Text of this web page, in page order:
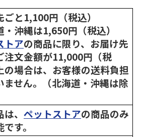
ごと1,100円（税込）
沖縄は1,650円（税込）
トアの商品に限り、お届け先
注文金額が11,000円（税
の場合は、お客様の送料負担
ません。（北海道・沖縄は除
、 ペットストアの商品のみ
す。